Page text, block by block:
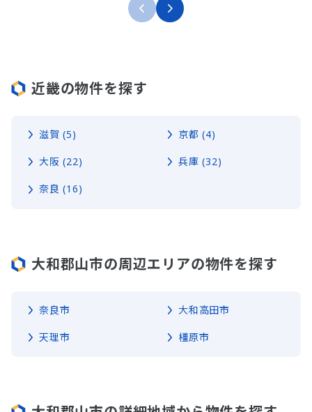
近畿の物件を探す
滋賀 (5) 京都 (4)
大阪 (22) 兵庫 (32)
奈良 (16)
大和郡山市の周辺エリアの物件を探す
奈良市 大和高田市
天理市 橿原市